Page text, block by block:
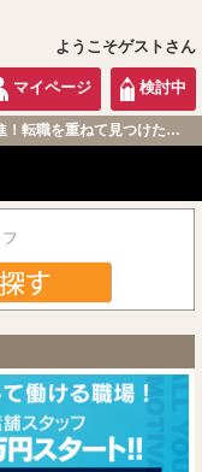
ようこそゲストさん
マイページ 検討中
た『本当に働きやすい職場』とは？